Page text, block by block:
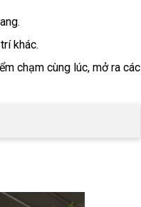
khác.
chạm cùng lúc, mở ra các